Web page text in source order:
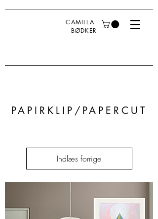
CAMILLA
BØDKER
PAPIRKLIP/PAPERCUT
Indlæs forrige